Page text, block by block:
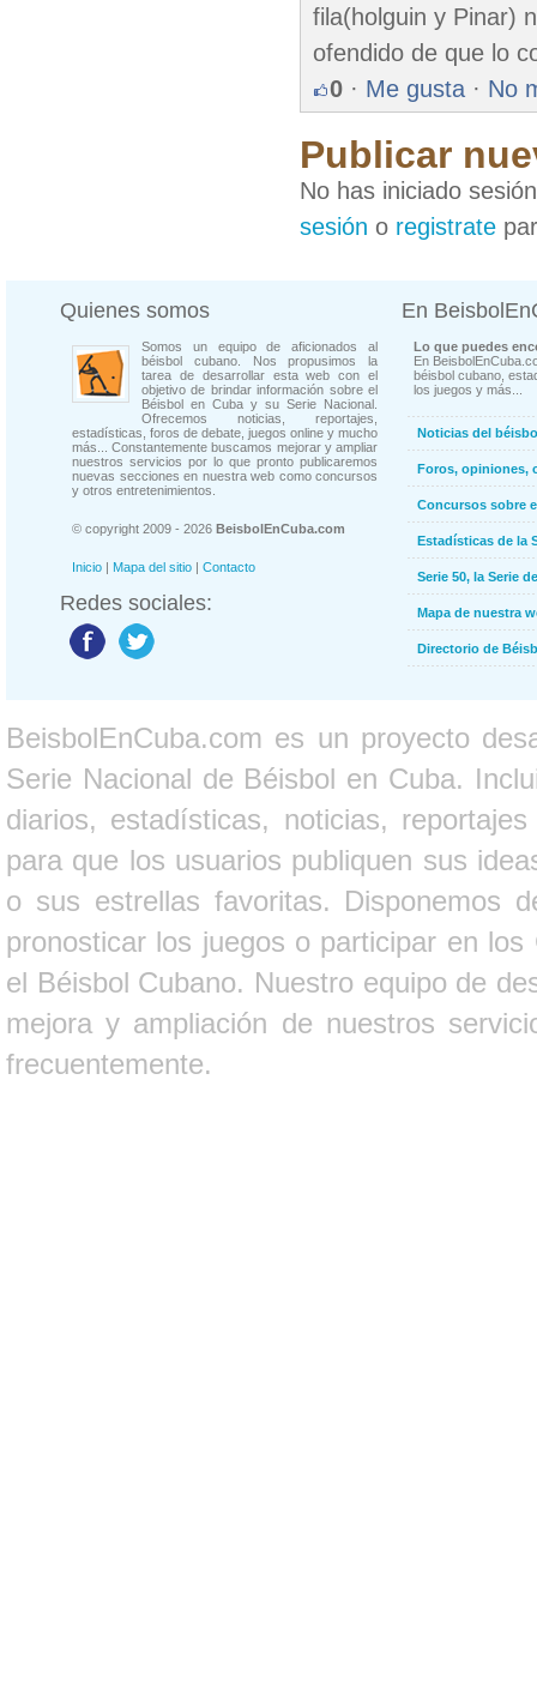
fila(holguin y Pinar)
ofendido de que lo
0 · Me gusta · No
Publicar
No has iniciado
sesión o registrate
Quienes somos
Somos un equipo de aficionados al
béisbol cubano. Nos propusimos la
tarea de desarrollar esta web con el
objetivo de brindar información sobre el
Béisbol en Cuba y su Serie Nacional.
Ofrecemos noticias, reportajes,
estadísticas, foros de debate, juegos online y mucho
más... Constantemente buscamos mejorar y ampliar
nuestros servicios por lo que pronto publicaremos
nuevas secciones en nuestra web como concursos
y otros entretenimientos.
© copyright 2009 - 2026 BeisbolEnCuba.com
Inicio | Mapa del sitio | Contacto
Redes sociales:
En
Lo que puedes
En
béisbol cubano,
los juegos y más...
Noticias del
Foros, opiniones,
Concursos sobre
Estadísticas de la
Serie 50, la Serie
Mapa de nuestra
Directorio de
BeisbolEnCuba.com es un proyecto
Serie Nacional de Béisbol en Cuba.
diarios, estadísticas, noticias,
para que los usuarios publiquen sus
o sus estrellas favoritas. Disponemos
pronosticar los juegos o participar en
el Béisbol Cubano. Nuestro equipo de
mejora y ampliación de nuestros
frecuentemente.